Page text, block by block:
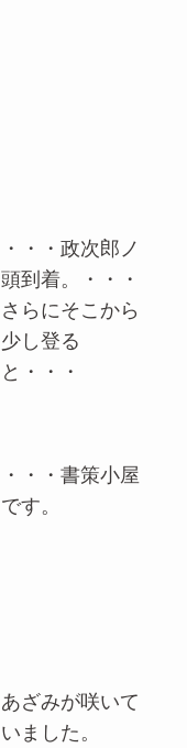
・・・政次郎ノ
頭到着。・・・
さらにそこから
少し登る
と・・・
・・・書策小屋
です。
あざみが咲いて
いました。